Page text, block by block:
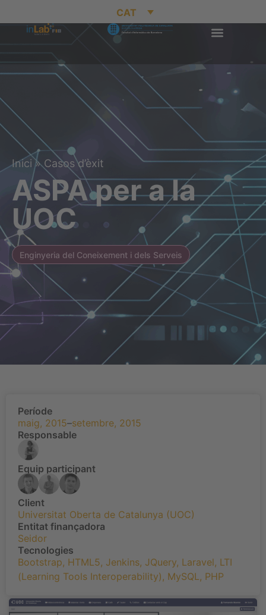
CAT
Inici»Casos d’èxit
ASPA per a la
UOC
Enginyeria del Coneixement i dels Serveis
Període
maig, 2015–setembre, 2015
Responsable
Equip participant
Client
Universitat Oberta de Catalunya (UOC)
Entitat finançadora
Seidor
Tecnologies
Bootstrap, HTML5, Jenkins, JQuery, Laravel, LTI
(Learning Tools Interoperability) , MySQL , PHP